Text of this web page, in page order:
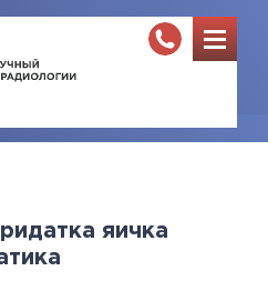
яичка